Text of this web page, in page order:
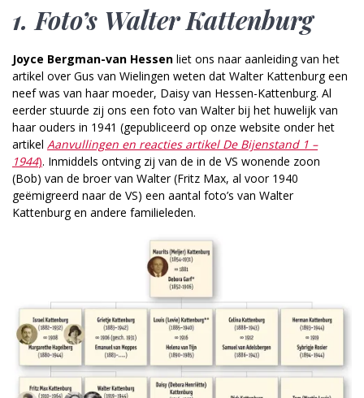
1. Foto’s Walter Kattenburg
Joyce Bergman-van Hessen liet ons naar aanleiding van het
artikel over Gus van Wielingen weten dat Walter Kattenburg een
neef was van haar moeder, Daisy van Hessen-Kattenburg. Al
eerder stuurde zij ons een foto van Walter bij het huwelijk van
haar ouders in 1941 (gepubliceerd op onze website onder het
artikel Aanvullingen en reacties artikel De Bijenstand 1 –
1944). Inmiddels ontving zij van de in de VS wonende zoon
(Bob) van de broer van Walter (Fritz Max, al voor 1940
geëmigreerd naar de VS) een aantal foto’s van Walter
Kattenburg en andere familieleden.